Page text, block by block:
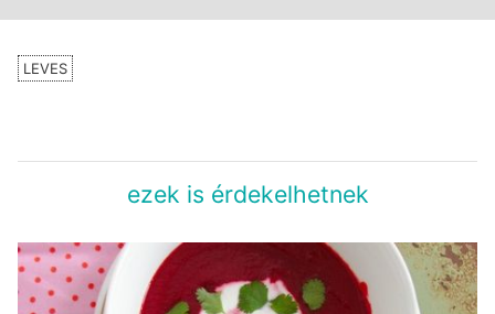
LEVES
ezek is érdekelhetnek